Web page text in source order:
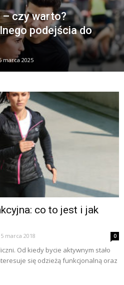
– czy warto?
podejścia do
marca 2025
co to jest i jak
marca 2018 0
Od kiedy bycie aktywnym stało
się odzieżą funkcjonalną oraz